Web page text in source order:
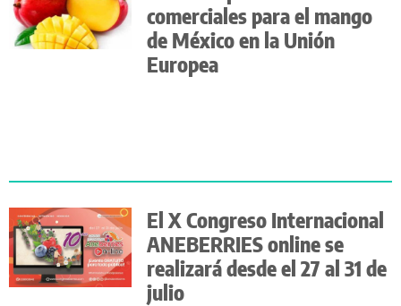
comerciales para el mango
de México en la Unión
Europea
El X Congreso Internacional
ANEBERRIES online se
realizará desde el 27 al 31 de
julio